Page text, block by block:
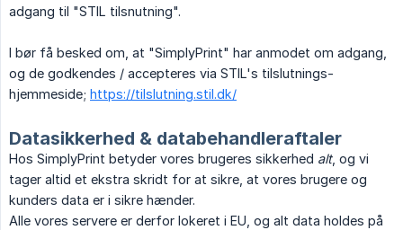
adgang til "STIL tilsnutning".
I bør få besked om, at "SimplyPrint" har anmodet om adgang,
og de godkendes / accepteres via STIL's tilslutnings-
hjemmeside; https://tilslutning.stil.dk/
Datasikkerhed & databehandleraftaler
Hos SimplyPrint betyder vores brugeres sikkerhed alt, og vi
tager altid et ekstra skridt for at sikre, at vores brugere og
kunders data er i sikre hænder.
Alle vores servere er derfor lokeret i EU, og alt data holdes på